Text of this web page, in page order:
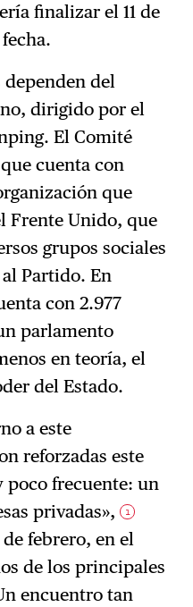
finalizar el 11 de
del
dirigido por el
El Comité
cuenta con
que
Frente Unido, que
grupos sociales
Partido. En
con 2.977
parlamento
en teoría, el
del Estado.
a este
reforzadas este
poco frecuente: un
privadas», 1
febrero, en el
de los principales
encuentro tan